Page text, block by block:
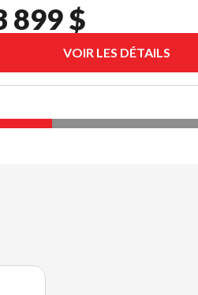
899 $
VOIR LES DÉTAILS